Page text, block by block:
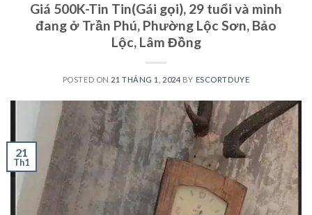
Giá 500K-Tin Tin(Gái gọi), 29 tuổi và mình
đang ở Trần Phú, Phường Lộc Sơn, Bảo
Lộc, Lâm Đồng
POSTED ON 21 THÁNG 1, 2024 BY ESCORTDUYE
21
Th1